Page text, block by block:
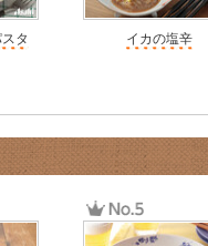
タ イカの塩辛